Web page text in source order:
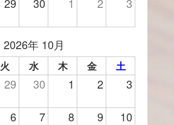
2026年 10月
火 水 木 金 土
29 30 1 2 3
6 7 8 9 10